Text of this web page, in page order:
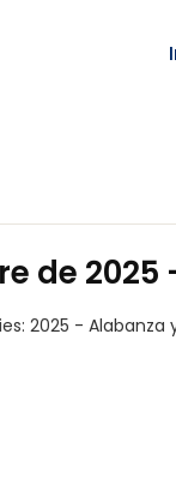
de
2025 - Alabanza